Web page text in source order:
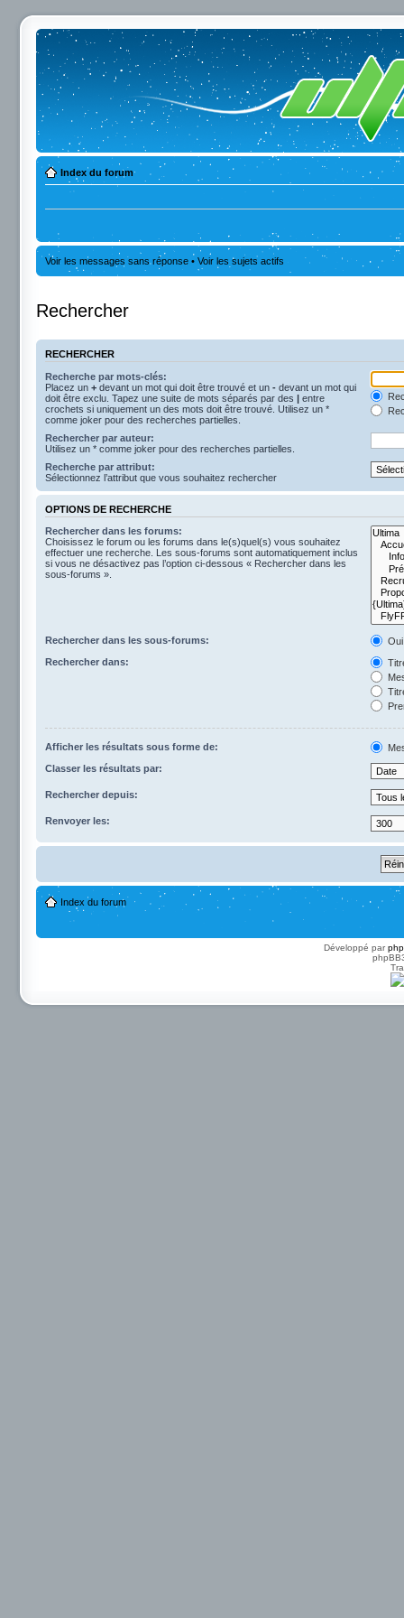
Index du forum
Voir les messages sans réponse • Voir les sujets actifs
Rechercher
RECHERCHER
Recherche par mots-clés:
Placez un + devant un mot qui doit être trouvé et un - devant un mot qui
doit être exclu. Tapez une suite de mots séparés par des | entre
crochets si uniquement un des mots doit être trouvé. Utilisez un *
comme joker pour des recherches partielles.
Rechercher par auteur:
Utilisez un * comme joker pour des recherches partielles.
Recherche par attribut:
Sélectionnez l’attribut que vous souhaitez rechercher
OPTIONS DE RECHERCHE
Rechercher dans les forums:
Choisissez le forum ou les forums dans le(s)quel(s) vous souhaitez
effectuer une recherche. Les sous-forums sont automatiquement inclus
si vous ne désactivez pas l’option ci-dessous « Rechercher dans les
sous-forums ».
Rechercher dans les sous-forums:
Oui
Rechercher dans:
Afficher les résultats sous forme de:
Classer les résultats par:
Rechercher depuis:
Renvoyer les:
Index du forum
Développé par